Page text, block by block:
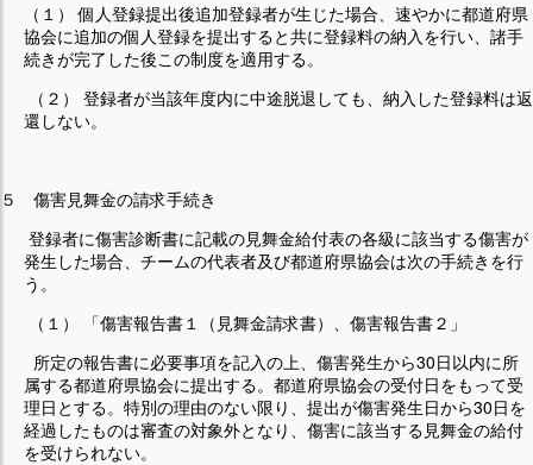
（１） 個人登録提出後追加登録者が生じた場合、速やかに都道府県
協会に追加の個人登録を提出すると共に登録料の納入を行い、諸手
続きが完了した後この制度を適用する。
（２） 登録者が当該年度内に中途脱退しても、納入した登録料は返
還しない。
５ 傷害見舞金の請求手続き
登録者に傷害診断書に記載の見舞金給付表の各級に該当する傷害が
発生した場合、チームの代表者及び都道府県協会は次の手続きを行
う。
（１） 「傷害報告書１（見舞金請求書）、傷害報告書２」
所定の報告書に必要事項を記入の上、傷害発生から30日以内に所
属する都道府県協会に提出する。都道府県協会の受付日をもって受
理日とする。特別の理由のない限り、提出が傷害発生日から30日を
経過したものは審査の対象外となり、傷害に該当する見舞金の給付
を受けられない。